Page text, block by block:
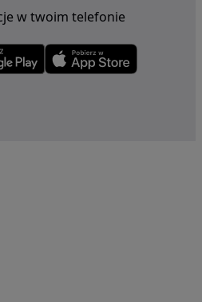
w twoim telefonie